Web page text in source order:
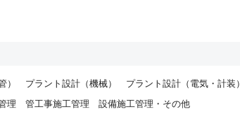
プラント設計（機械）
プラント設計（電気・計装）
理 管工事施工管理
設備施工管理・その他